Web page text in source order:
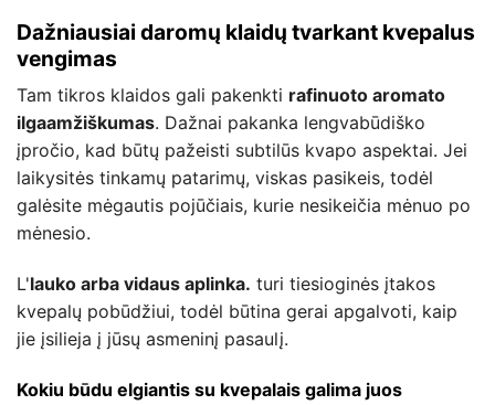
Dažniausiai daromų klaidų tvarkant kvepalus
vengimas
Tam tikros klaidos gali pakenkti rafinuoto aromato
ilgaamžiškumas. Dažnai pakanka lengvabūdiško
įpročio, kad būtų pažeisti subtilūs kvapo aspektai. Jei
laikysitės tinkamų patarimų, viskas pasikeis, todėl
galėsite mėgautis pojūčiais, kurie nesikeičia mėnuo po
mėnesio.
L'lauko arba vidaus aplinka. turi tiesioginės įtakos
kvepalų pobūdžiui, todėl būtina gerai apgalvoti, kaip
jie įsilieja į jūsų asmeninį pasaulį.
Kokiu būdu elgiantis su kvepalais galima juos